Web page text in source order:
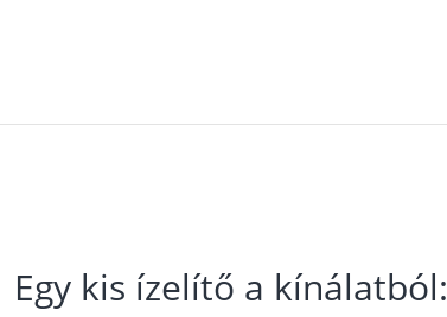
Egy kis ízelítő a kínálatból: